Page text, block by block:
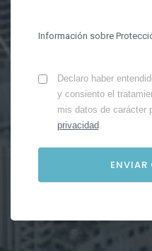
Información sobre
Declaro haber
y consiento el
mis datos de carácter
privacidad.